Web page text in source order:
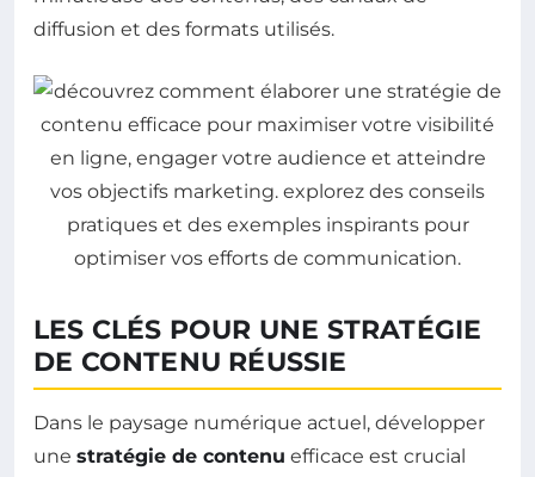
diffusion et des formats utilisés.
LES CLÉS POUR UNE STRATÉGIE
DE CONTENU RÉUSSIE
Dans le paysage numérique actuel, développer
une stratégie de contenu efficace est crucial